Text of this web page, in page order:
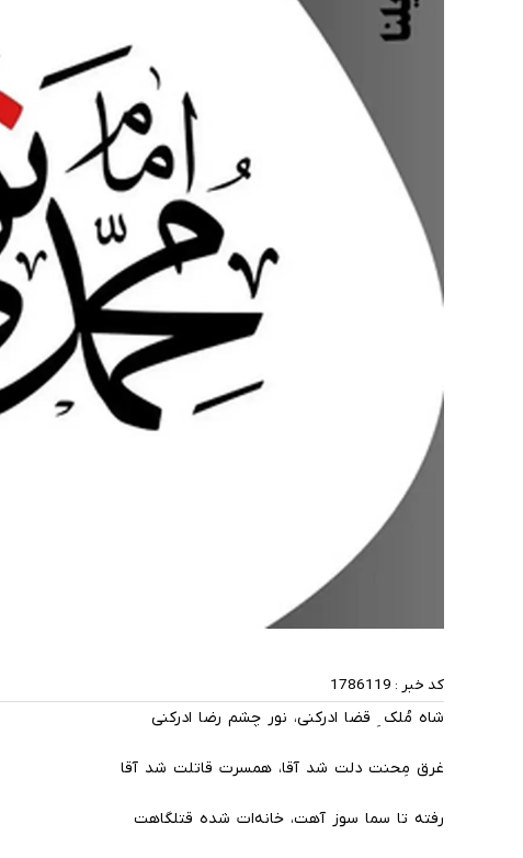
کد خبر : 1786119
شاه مُلک ِ قضا ادرکنی، نور چشم رضا ادرکنی
غرق مِحنت دلت شد آقا، همسرت قاتلت شد آقا
رفته تا سما سوز آهت، خانه‌ات شده قتلگاهت